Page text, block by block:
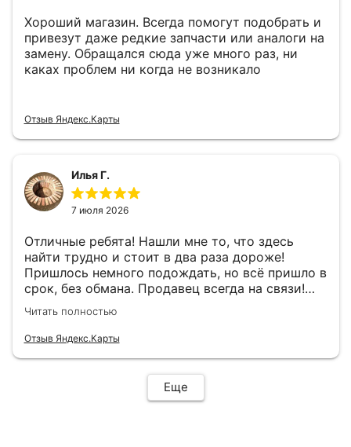
Хороший магазин. Всегда помогут подобрать и
привезут даже редкие запчасти или аналоги на
замену. Обращался сюда уже много раз, ни
каках проблем ни когда не возникало
Отзыв Яндекс.Карты
Илья Г.
7 июля 2026
Отличные ребята! Нашли мне то, что здесь
найти трудно и стоит в два раза дороже!
Пришлось немного подождать, но всё пришло в
срок, без обмана. Продавец всегда на связи!
Буду ещё обращаться! 👍
Читать полностью
Отзыв Яндекс.Карты
Еще